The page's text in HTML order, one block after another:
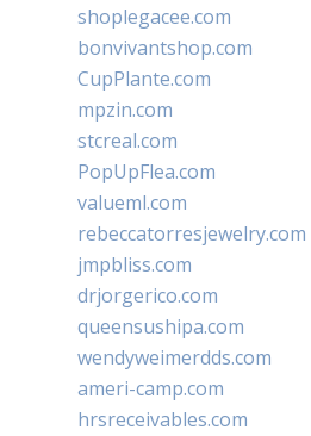
shoplegacee.com
bonvivantshop.com
CupPlante.com
mpzin.com
stcreal.com
PopUpFlea.com
valueml.com
rebeccatorresjewelry.com
jmpbliss.com
drjorgerico.com
queensushipa.com
wendyweimerdds.com
ameri-camp.com
hrsreceivables.com